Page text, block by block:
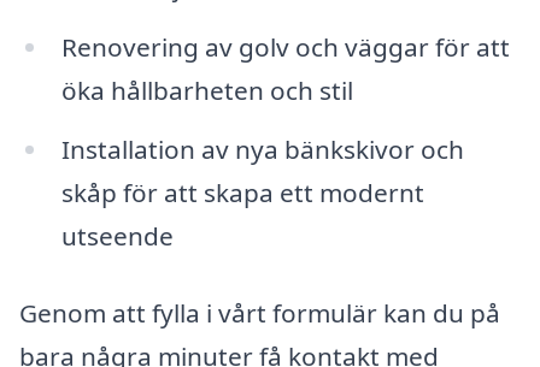
Renovering av golv och väggar för att
öka hållbarheten och stil
Installation av nya bänkskivor och
skåp för att skapa ett modernt
utseende
Genom att fylla i vårt formulär kan du på
bara några minuter få kontakt med